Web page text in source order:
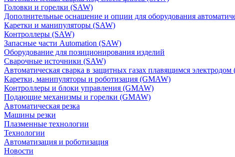
Головки и горелки (SAW)
Дополнительные оснащение и опции для оборудования
Каретки и манипуляторы (SAW)
Контроллеры (SAW)
Запасные части Automation (SAW)
Оборудование для позиционирования изделий
Сварочные источники (SAW)
Автоматическая сварка в защитных газах плавящимся
Каретки, манипуляторы и роботизация (GMAW)
Контроллеры и блоки управления (GMAW)
Подающие механизмы и горелки (GMAW)
Автоматическая резка
Машины резки
Плазменные технологии
Технологии
Автоматизация и роботизация
Новости